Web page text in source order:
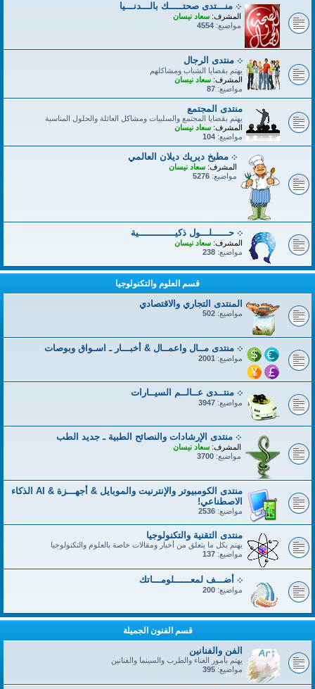
܀ منـــتدى صحتـــــك بالـــدنـــيا
المشرف: سعاد نيسان
مواضيع: 4554
܀ منتدى الرجال
يهتم بقضايا الشباب ومشاكلهم
المشرف: سعاد نيسان
مواضيع: 87
منتدى المجتمع
يهتم بقضايا المجتمع والسلبيات ومشاكل العائلة والحلول المناسبة
المشرف: سعاد نيسان
مواضيع: 104
܀ مطبخ ديريك ديلان العالمي
المشرف: سعاد نيسان
مواضيع: 5276
܀ حــــــلـــول ذكيـــــــــــــية
المشرف: سعاد نيسان
مواضيع: 238
قسم العلوم والتكنولوجيا
المنتدى التجاري والاقتصادي
مواضيع: 502
܀ منتدى مــال واعمــال & أخبـــار ـ اسـواق وبوصات
مواضيع: 2001
܀ منتــدى عــالــم السيــارات
مواضيع: 3947
܀ منتدى الإرشادات والنصائح الطبية ـ جديد الطب
المشرف: سعاد نيسان
مواضيع: 3700
منتدى الكومبيوتر والإنترنيت والموبايل & أجهـــزة & AI الذكاء
الاصطناعي!
مواضيع: 2536
منتدى التقنية والتكنولوجيا
يهتم بكل ما يتعلق من أخبار ومقالات خاصة بالعلوم والتكنولوجيا
مواضيع: 137
܀ أضـــف لمعــــــلومـــاتك
مواضيع: 200
قسم الفنون الجميلة
الفن والفنانين
يهتم بأمور الغناء والطرب والسينما والفنانين
مواضيع: 395